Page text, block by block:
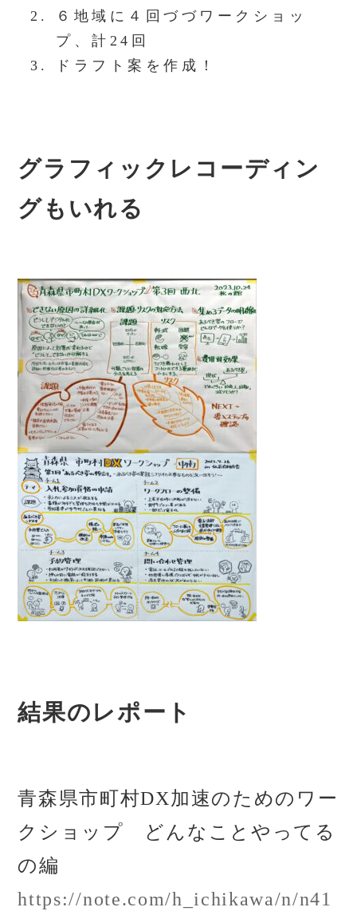
６地域に４回づづワークショッ
プ、計24回
ドラフト案を作成！
グラフィックレコーディン
グもいれる
結果のレポート
青森県市町村DX加速のためのワー
クショップ どんなことやってる
の編
https://note.com/h_ichikawa/n/n41